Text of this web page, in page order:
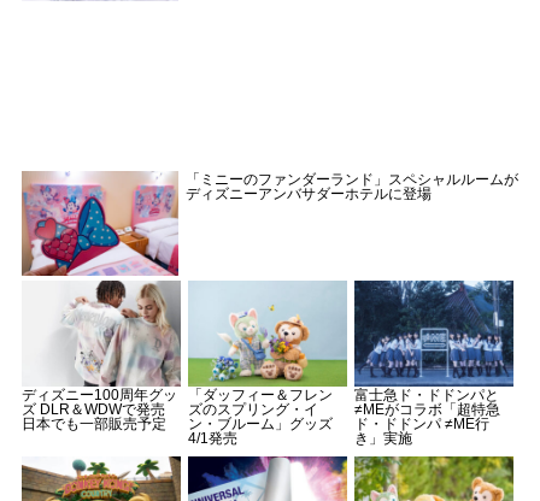
「ミニーのファンダーランド」スペシャルルームが
ディズニーアンバサダーホテルに登場
ディズニー100周年グッ
ズ DLR＆WDWで発売
日本でも一部販売予定
「ダッフィー＆フレン
ズのスプリング・イ
ン・ブルーム」グッズ
4/1発売
富士急ド・ドドンパと
≠MEがコラボ「超特急
ド・ドドンパ ≠ME行
き」実施